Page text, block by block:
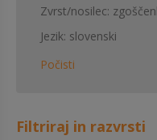
Zvrst/nosilec
Jezik slovenski
Počisti
Filtriraj in razvrsti